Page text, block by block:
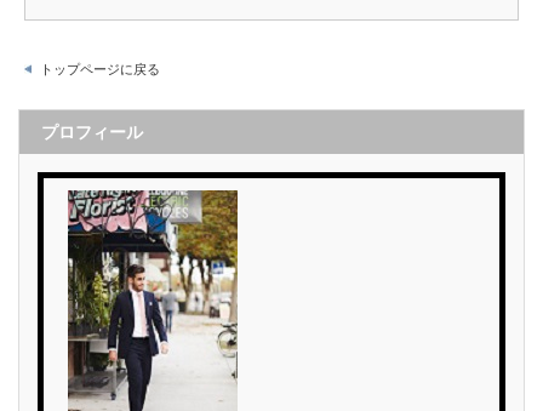
トップページに戻る
プロフィール